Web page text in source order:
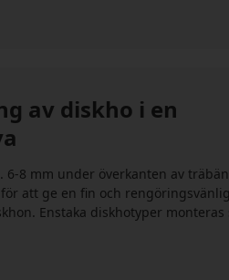
av diskho i en
6-8 mm under överkanten av
att ge en fin och
Enstaka diskhotyper monteras